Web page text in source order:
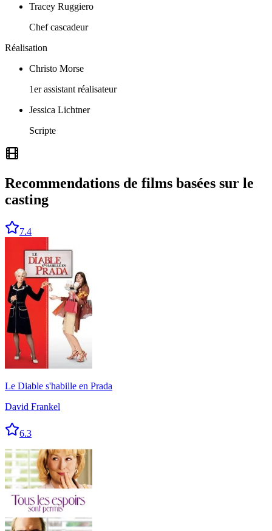
Tracey Ruggiero
Chef cascadeur
Réalisation
Christo Morse
1er assistant réalisateur
Jessica Lichtner
Scripte
Recommendations de films basées sur le
casting
7.4
Le Diable s'habille en Prada
David Frankel
6.3